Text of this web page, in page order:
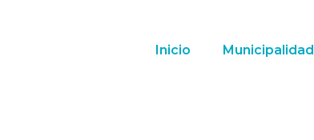
Inicio Municipalidad